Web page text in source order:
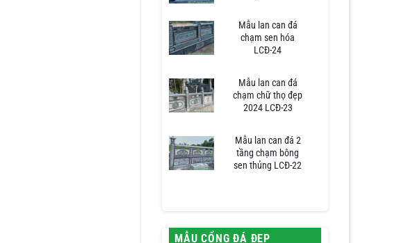
Mẫu lan can đá
chạm sen hóa
LCĐ-24
Mẫu lan can đá
chạm chữ thọ đẹp
2024 LCĐ-23
Mẫu lan can đá 2
tầng chạm bông
sen thủng LCĐ-22
MẪU CỔNG ĐÁ ĐẸP